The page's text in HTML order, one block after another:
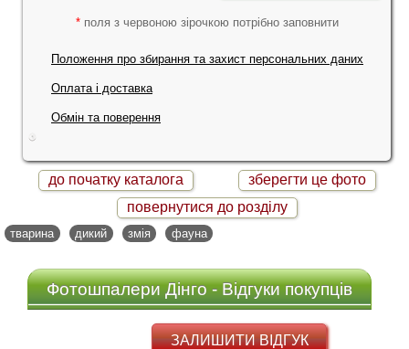
* поля з червоною зірочкою потрібно заповнити
Положення про збирання та захист персональних даних
Оплата і доставка
Обмін та поверення
до початку каталога
зберегти це фото
повернутися до розділу
тварина дикий змія фауна
Фотошпалери Дінго - Відгуки покупців
ЗАЛИШИТИ ВІДГУК